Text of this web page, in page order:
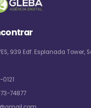
939 Edf. Esplanada Tower,
0121
74877